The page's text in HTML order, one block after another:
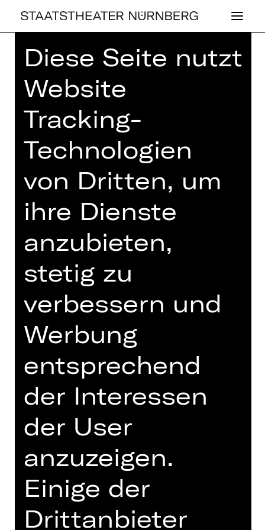
Home>Spielplan 26/27> Die
SCHAUSPIEL
DIE ER­FIN­DUNG
DER SCHUHE
Sportkomödie von Philipp Löhle
Regie: Philipp Löhle
19.30 Uhr
Schauspielhaus
Abo V1
Tickets
Termine und Besetzung
Uraufführung des Auftragswerks
Es waren einmal zwei Brüder, ein
jüngerer und ein älterer – und es trug
Diese Seite nutzt
Website
Tracking-
Technologien
von Dritten, um
ihre Dienste
anzubieten,
stetig zu
verbessern und
Werbung
entsprechend
der Interessen
der User
anzuzeigen.
Einige der
Drittanbieter